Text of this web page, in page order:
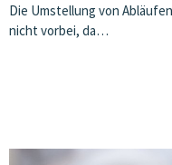
Die Umstellung von
nicht vorbei, da…